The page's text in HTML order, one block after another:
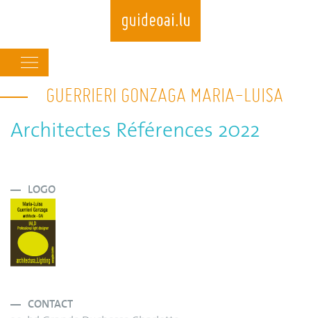
Skip
to
content
navigation
GUERRIERI GONZAGA MARIA-LUISA
Architectes Références 2022
LOGO
CONTACT